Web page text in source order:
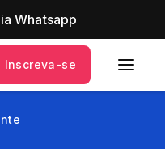
Whatsapp
Inscreva-se